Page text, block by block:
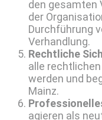
den gesamten
der
Durchführung
Verhandlung.
Rechtliche
alle
werden und
Mainz.
agieren als